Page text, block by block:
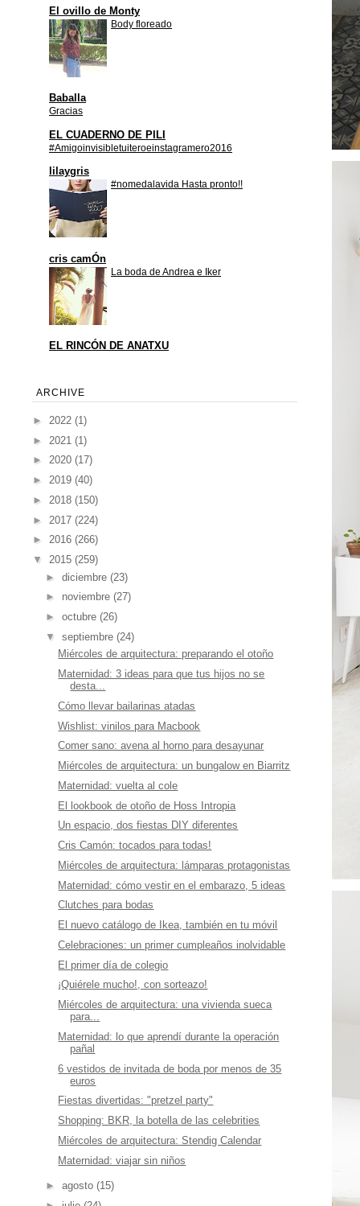
El ovillo de Monty
Body floreado
Baballa
Gracias
EL CUADERNO DE PILI
#Amigoinvisibletuiteroeinstagramero2016
lilaygris
#nomedalavida Hasta pronto!!
cris camÓn
La boda de Andrea e Iker
EL RINCÓN DE ANATXU
ARCHIVE
► 2022 (1)
► 2021 (1)
► 2020 (17)
► 2019 (40)
► 2018 (150)
► 2017 (224)
► 2016 (266)
▼ 2015 (259)
► diciembre (23)
► noviembre (27)
► octubre (26)
▼ septiembre (24)
Miércoles de arquitectura: preparando el otoño
Maternidad: 3 ideas para que tus hijos no se
desta...
Cómo llevar bailarinas atadas
Wishlist: vinilos para Macbook
Comer sano: avena al horno para desayunar
Miércoles de arquitectura: un bungalow en Biarritz
Maternidad: vuelta al cole
El lookbook de otoño de Hoss Intropia
Un espacio, dos fiestas DIY diferentes
Cris Camón: tocados para todas!
Miércoles de arquitectura: lámparas protagonistas
Maternidad: cómo vestir en el embarazo, 5 ideas
Clutches para bodas
El nuevo catálogo de Ikea, también en tu móvil
Celebraciones: un primer cumpleaños inolvidable
El primer día de colegio
¡Quiérele mucho!, con sorteazo!
Miércoles de arquitectura: una vivienda sueca
para...
Maternidad: lo que aprendí durante la operación
pañal
6 vestidos de invitada de boda por menos de 35
euros
Fiestas divertidas: "pretzel party"
Shopping: BKR, la botella de las celebrities
Miércoles de arquitectura: Stendig Calendar
Maternidad: viajar sin niños
► agosto (15)